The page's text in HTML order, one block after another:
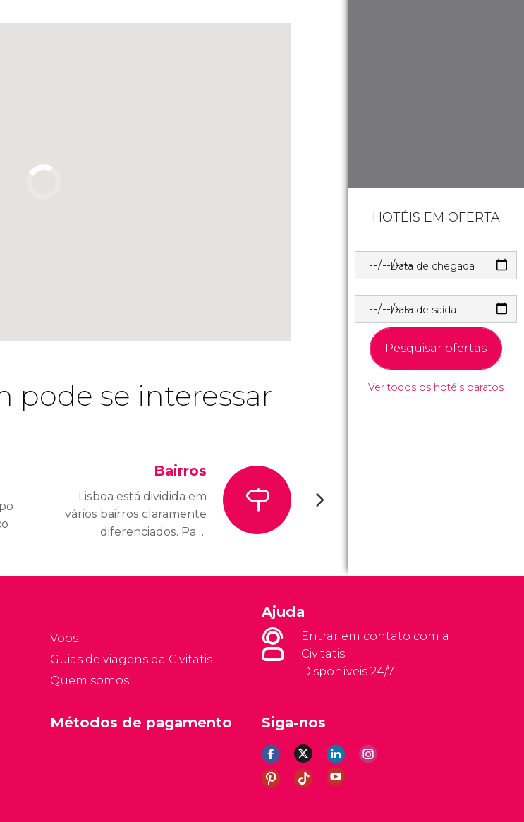
pode se interessar
Bairros
Lisboa está dividida em
vários bairros claramente
diferenciados. Para
HOTÉIS EM OFERTA
Data de chegada
Data de saída
Pesquisar ofertas
Ver todos os hotéis baratos
Voos
Guias de viagens da Civitatis
Quem somos
Ajuda
Entrar em contato com a
Civitatis
Disponíveis 24/7
Siga-nos
Métodos de pagamento